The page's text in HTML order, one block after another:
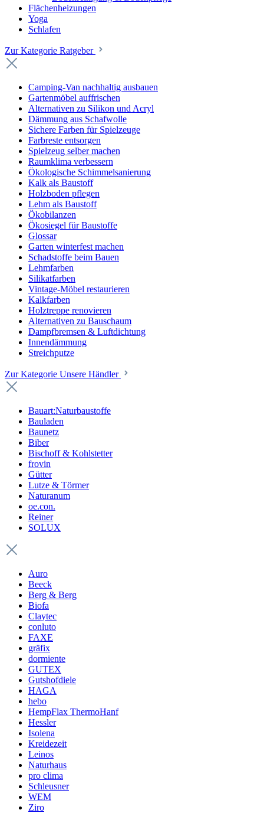
Flächenheizungen
Yoga
Schlafen
Zur Kategorie Ratgeber
Camping-Van nachhaltig ausbauen
Gartenmöbel auffrischen
Alternativen zu Silikon und Acryl
Dämmung aus Schafwolle
Sichere Farben für Spielzeuge
Farbreste entsorgen
Spielzeug selber machen
Raumklima verbessern
Ökologische Schimmelsanierung
Kalk als Baustoff
Holzboden pflegen
Lehm als Baustoff
Ökobilanzen
Ökosiegel für Baustoffe
Glossar
Garten winterfest machen
Schadstoffe beim Bauen
Lehmfarben
Silikatfarben
Vintage-Möbel restaurieren
Kalkfarben
Holztreppe renovieren
Alternativen zu Bauschaum
Dampfbremsen & Luftdichtung
Innendämmung
Streichputze
Zur Kategorie Unsere Händler
Bauart:Naturbaustoffe
Bauladen
Baunetz
Biber
Bischoff & Kohlstetter
frovin
Gütter
Lutze & Törmer
Naturanum
oe.con.
Reiner
SOLUX
Auro
Beeck
Berg & Berg
Biofa
Claytec
conluto
FAXE
gräfix
dormiente
GUTEX
Gutshofdiele
HAGA
hebo
HempFlax ThermoHanf
Hessler
Isolena
Kreidezeit
Leinos
Naturhaus
pro clima
Schleusner
WEM
Ziro